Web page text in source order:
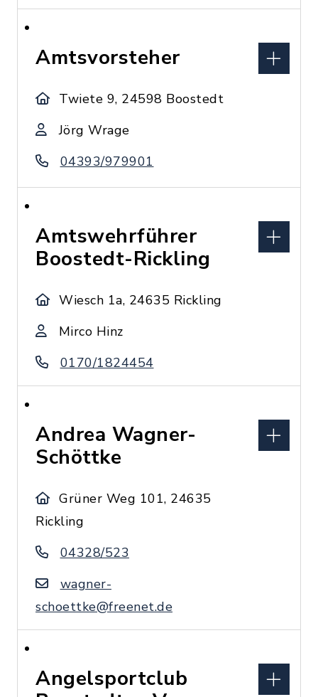
Amtsvorsteher
Twiete 9, 24598 Boostedt
Jörg Wrage
04393/979901
Amtswehrführer
Boostedt-Rickling
Wiesch 1a, 24635 Rickling
Mirco Hinz
0170/1824454
Andrea Wagner-
Schöttke
Grüner Weg 101, 24635
Rickling
04328/523
wagner-
schoettke@freenet.de
Angelsportclub